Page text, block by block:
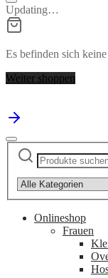
Updating…
Es befinden sich
Weiter shoppen
Suchen
nach:
Onlineshop
Frauen